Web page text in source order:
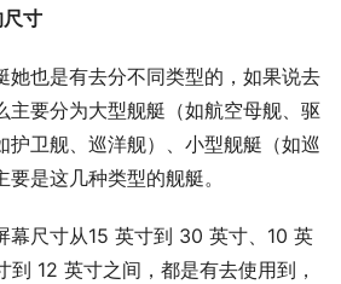
寸
她也是有去分不同类型的，如果说去
主要分为大型舰艇（如航空母舰、驱
护卫舰、巡洋舰）、小型舰艇（如巡
是这几种类型的舰艇。
幕尺寸从15 英寸到 30 英寸、10 英
12 英寸之间，都是有去使用到，